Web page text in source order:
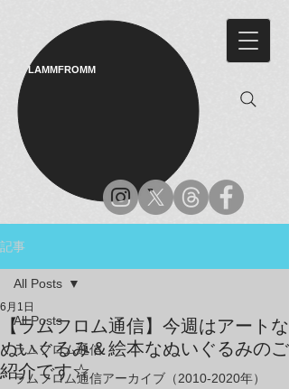
LAMMFROMM​
記事
All Posts
ラムフロム通信
ラムフロム通信アーカイブ（2010-2020年）
All Posts
【ラムフロム通信】今週はアートな
ぬいぐるみ＆絵本なぬいぐるみのご
紹介です☆
6月1日